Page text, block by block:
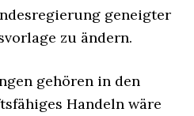
geneigter
zu ändern.
gehören in den
Handeln wäre